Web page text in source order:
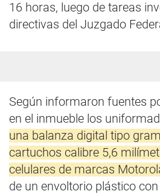
16 horas, luego de tareas
directivas del Juzgado
Según informaron fuentes
en el inmueble los
una balanza digital tipo
cartuchos calibre 5,6
celulares de marcas
de un envoltorio plástico